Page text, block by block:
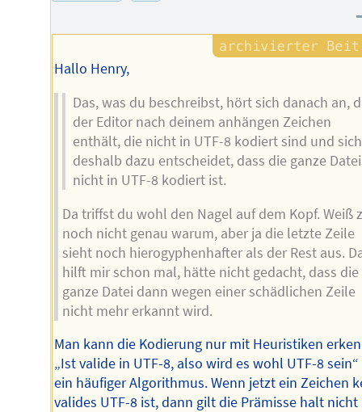
Hallo Henry,
Das, was du beschreibst, hört sich danach an,
der Editor nach deinem anhängen Zeichen
enthält, die nicht in UTF-8 kodiert sind und sich
deshalb dazu entscheidet, dass die ganze Datei
nicht in UTF-8 kodiert ist.
Da triffst du wohl den Nagel auf dem Kopf. Weiß
noch nicht genau warum, aber ja die letzte Zeile
sieht noch hierogyphenhafter als der Rest aus.
hilft mir schon mal, hätte nicht gedacht, dass die
ganze Datei dann wegen einer schädlichen Zeile
nicht mehr erkannt wird.
Man kann die Kodierung nur mit Heuristiken
„Ist valide in UTF-8, also wird es wohl UTF-8
ein häufiger Algorithmus. Wenn jetzt ein Zeichen
valides UTF-8 ist, dann gilt die Prämisse halt nicht